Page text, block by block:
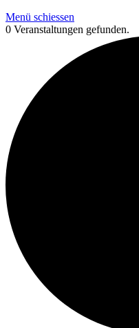
Menü schiessen
0 Veranstaltungen gefunden.